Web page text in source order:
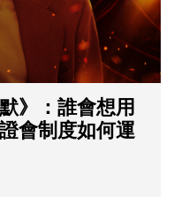
》：誰會想用
會制度如何運